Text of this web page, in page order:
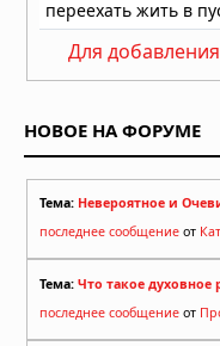
Для
НОВОЕ НА ФОРУМЕ
Тема: Невероятное и
последнее сообщение от
Тема: Что такое духовное
последнее сообщение от